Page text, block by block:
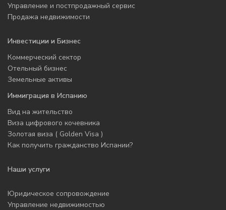
Управление и постпродажный сервис
Продажа недвижимости
Инвестиции и Бизнес
Коммерческий сектор
Отельный бизнес
Земельные активы
Иммиграция в Испанию
Вид на жительство
Виза цифрового кочевника
Золотая виза ( Golden Visa )
Как получить гражданство Испании?
Наши услуги
Юридическое сопровождение
Управление недвижимостью